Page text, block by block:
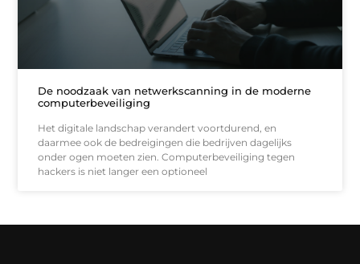
De noodzaak van netwerkscanning in de moderne
computerbeveiliging
Het digitale landschap verandert voortdurend, en
daarmee ook de bedreigingen die bedrijven dagelijks
onder ogen moeten zien. Computerbeveiliging tegen
hackers is niet langer een optioneel